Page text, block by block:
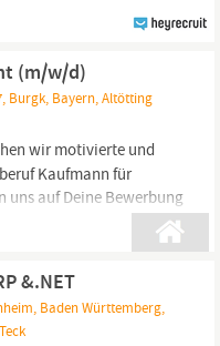
und Winsped-
Modul vertiefen Sie
(m/w/d)
Burgk, Bayern, Altötting
wir motivierte und
Kaufmann für
uns auf Deine Bewerbung
bringt jeden
frau für
Büroalltag
&.NET
Baden Württemberg,